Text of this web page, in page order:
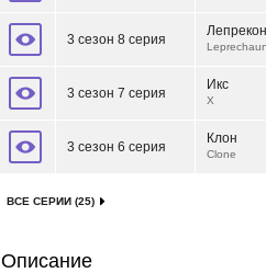
3 сезон 8 серия
Лепрекон
Leprechaun
3 сезон 7 серия
Икс
X
3 сезон 6 серия
Клон
Clone
ВСЕ СЕРИИ (25)
Описание